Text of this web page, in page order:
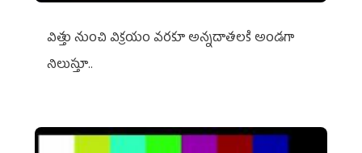
విత్తు నుంచి విక్రయం వరకూ అన్నదాతలకి అండగా
నిలుస్తూ..